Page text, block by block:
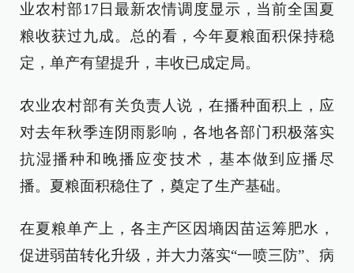
业农村部17日最新农情调度显示，当前全国夏
粮收获过九成。总的看，今年夏粮面积保持稳
定，单产有望提升，丰收已成定局。
农业农村部有关负责人说，在播种面积上，应
对去年秋季连阴雨影响，各地各部门积极落实
抗湿播种和晚播应变技术，基本做到应播尽
播。夏粮面积稳住了，奠定了生产基础。
在夏粮单产上，各主产区因墒因苗运筹肥水，
促进弱苗转化升级，并大力落实“一喷三防”、病